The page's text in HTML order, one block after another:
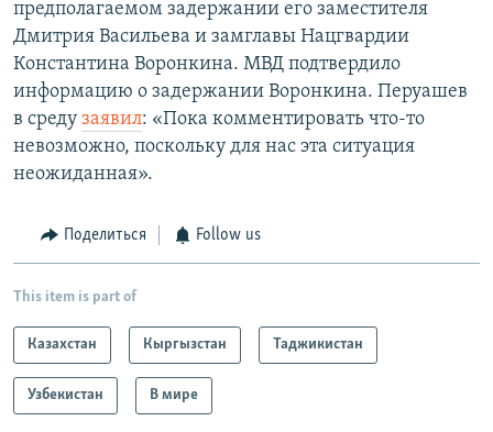
предполагаемом задержании его заместителя
Дмитрия Васильева и замглавы Нацгвардии
Константина Воронкина. МВД подтвердило
информацию о задержании Воронкина. Перуашев
в среду заявил: «Пока комментировать что-то
невозможно, поскольку для нас эта ситуация
неожиданная».
Поделиться Follow us
This item is part of
Казахстан Кыргызстан Таджикистан
Узбекистан В мире